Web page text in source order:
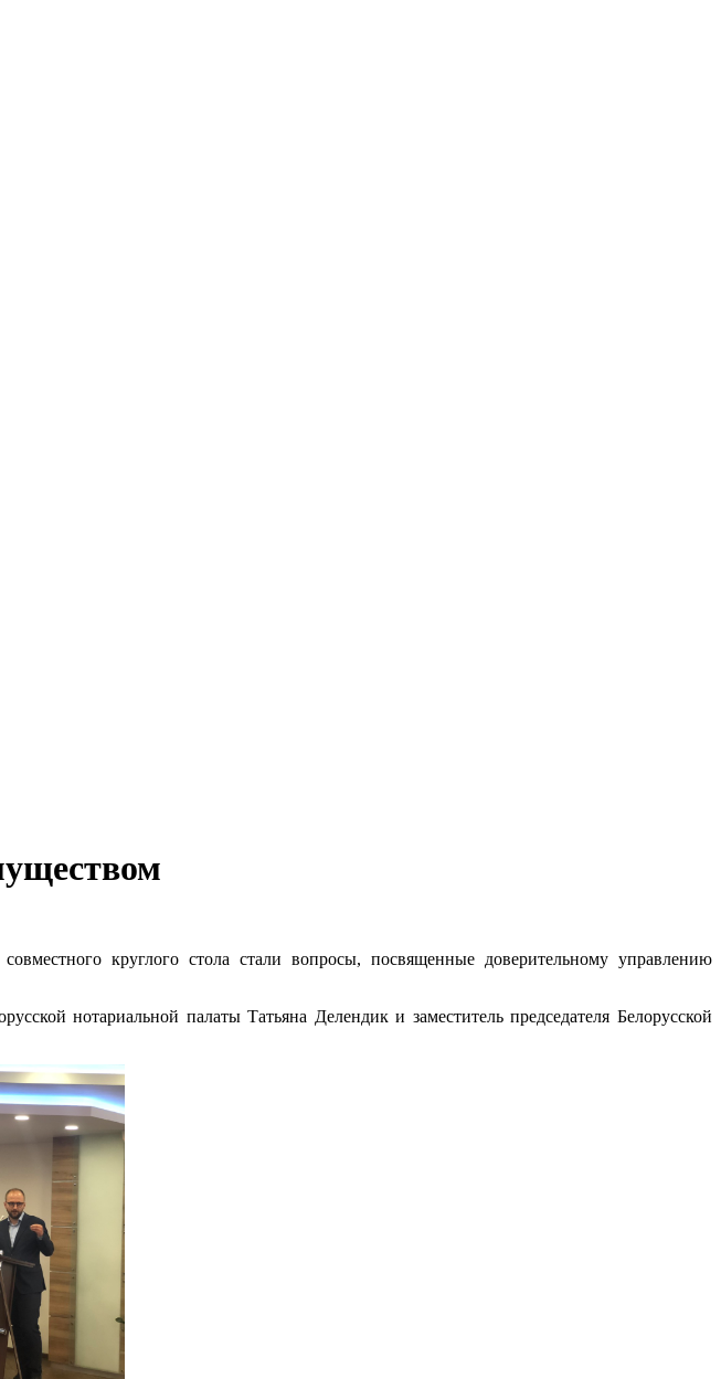
круглого стола стали вопросы, посвященные доверительному управлению
нотариальной палаты Татьяна Делендик и заместитель председателя Белорусской